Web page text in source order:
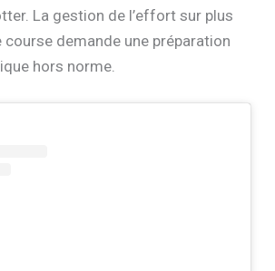
La gestion de l’effort sur plus
course demande une préparation
hors norme.